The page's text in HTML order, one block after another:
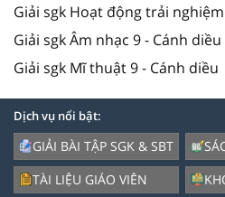
Giải sgk Hoạt động trải
Giải sgk Âm nhạc 9 - Cánh diều
Giải sgk Mĩ thuật 9 - Cánh diều
Dịch vụ nổi bật:
GIẢI BÀI TẬP SGK & SBT
TÀI LIỆU GIÁO VIÊN